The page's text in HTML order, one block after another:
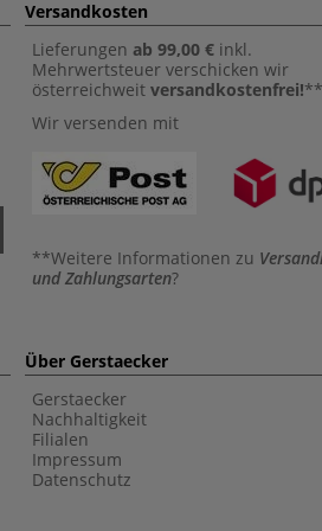
Versandkosten
Lieferungen ab 99,00 € inkl.
Mehrwertsteuer verschicken wir
österreichweit versandkostenfrei!**
Wir versenden mit
**Weitere Informationen zu
und Zahlungsarten?
Über Gerstaecker
Gerstaecker
Nachhaltigkeit
Filialen
Impressum
Datenschutz